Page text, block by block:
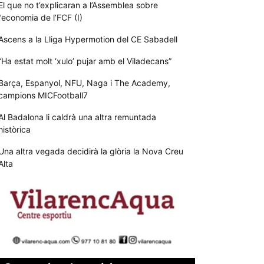
que no t’explicaran a l’Assemblea sobre
de l’FCF (I)
a la Lliga Hypermotion del CE Sabadell
estat molt ‘xulo’ pujar amb el Viladecans”
Espanyol, NFU, Naga i The Academy,
MICFootball7
Badalona li caldrà una altra remuntada
altra vegada decidirà la glòria la Nova Creu